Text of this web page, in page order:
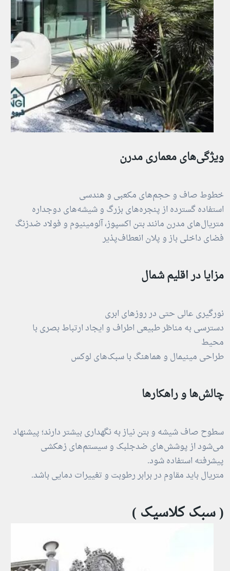
ویژگی‌های معماری مدرن
خطوط صاف و حجم‌های مکعبی و هندسی
استفاده گسترده از پنجره‌های بزرگ و شیشه‌های دوجداره
متریال‌های مدرن مانند بتن اکسپوز، آلومینیوم و فولاد ضدزنگ
فضای داخلی باز و پلان انعطاف‌پذیر
مزایا در اقلیم شمال
نورگیری عالی حتی در روزهای ابری
دسترسی به مناظر طبیعی اطراف و ایجاد ارتباط بصری با
محیط
طراحی مینیمال و هماهنگ با سبک‌های لوکس
چالش‌ها و راهکارها
سطوح صاف شیشه و بتن نیاز به نگهداری بیشتر دارند؛ پیشنهاد
می‌شود از پوشش‌های ضدجلبک و سیستم‌های زهکشی
پیشرفته استفاده شود.
متریال باید مقاوم در برابر رطوبت و تغییرات دمایی باشد.
( سبک کلاسیک )